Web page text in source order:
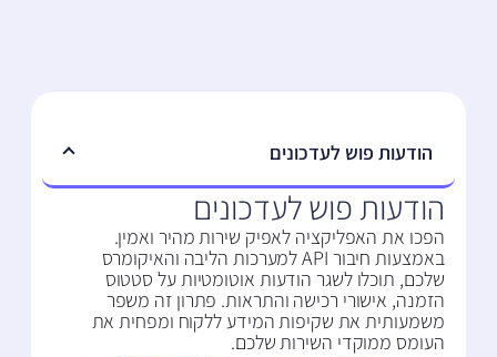
הודעות פוש לעדכונים
הודעות פוש לעדכונים
הפכו את האפליקציה לאפיק שירות מהיר ואמין.
באמצעות חיבור API למערכות הליבה והאיקומרס
שלכם, תוכלו לשגר הודעות אוטומטיות על סטטוס
הזמנה, אישורי רכישה והתראות. פתרון זה משפר
משמעותית את שקיפות המידע ללקוח ומפחית את
העומס ממוקדי השירות שלכם.